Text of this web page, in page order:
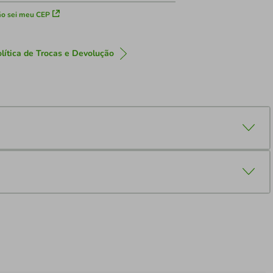
sei meu CEP
de Trocas e Devolução